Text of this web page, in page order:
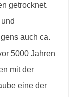
getrocknet.
auch ca.
5000 Jahren
mit der
eine der